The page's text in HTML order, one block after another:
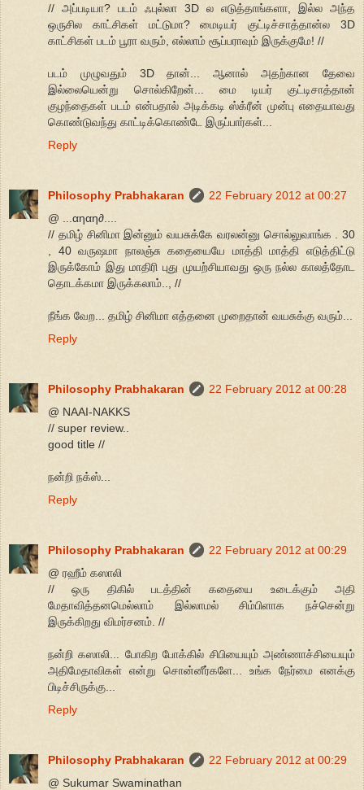
// அப்படியா? படம் ஃபுல்லா 3D ல எடுத்தாங்களா, இல்ல அந்த
ஒருசில காட்சிகள் மட்டுமா? மைடியர் குட்டிச்சாத்தான்ல 3D
காட்சிகள் படம் பூரா வரும், எல்லாம் சூப்பராவும் இருக்குமே! //
படம் முழுவதும் 3D தான்... ஆனால் அதற்கான தேவை
இல்லையென்று சொல்கிறேன்... மை டியர் குட்டிசாத்தான்
குழந்தைகள் படம் என்பதால் அடிக்கடி ஸ்க்ரீன் முன்பு எதையாவது
கொண்டுவந்து காட்டிக்கொண்டே இருப்பார்கள்...
Reply
Philosophy Prabhakaran
22 February 2012 at 00:27
@ ...αηαη∂....
// தமிழ் சினிமா இன்னும் வயசுக்கே வரலன்னு சொல்லுவாங்க . 30
, 40 வருஷமா நாலஞ்சு கதையையே மாத்தி மாத்தி எடுத்திட்டு
இருக்கோம் இது மாதிரி புது முயற்சியாவது ஒரு நல்ல காலத்தோட
தொடக்கமா இருக்கலாம்.., //
நீங்க வேற... தமிழ் சினிமா எத்தனை முறைதான் வயசுக்கு வரும்...
Reply
Philosophy Prabhakaran
22 February 2012 at 00:28
@ NAAI-NAKKS
// super review..
good title //
நன்றி நக்ஸ்...
Reply
Philosophy Prabhakaran
22 February 2012 at 00:29
@ ரஹீம் கஸாலி
// ஒரு திகில் படத்தின் கதையை உடைக்கும் அதி
மேதாவித்தனமெல்லாம் இல்லாமல் சிம்பிளாக நச்சென்று
இருக்கிறது விமர்சனம். //
நன்றி கஸாலி... போகிற போக்கில் சிபியையும் அண்ணாச்சியையும்
அதிமேதாவிகள் என்று சொன்னீர்களே... உங்க நேர்மை எனக்கு
பிடிச்சிருக்கு...
Reply
Philosophy Prabhakaran
22 February 2012 at 00:29
@ Sukumar Swaminathan